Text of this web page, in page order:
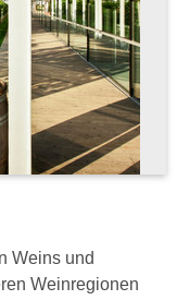
Weins und
Weinregionen